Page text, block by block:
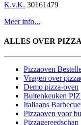
K.v.K. 30161479
Meer info...
ALLES OVER
Pizzaoven
Vragen over
Demo pizza-oven
Buitenkeuken
Italiaans
Pizzaoven voor
Pizzagereedschap